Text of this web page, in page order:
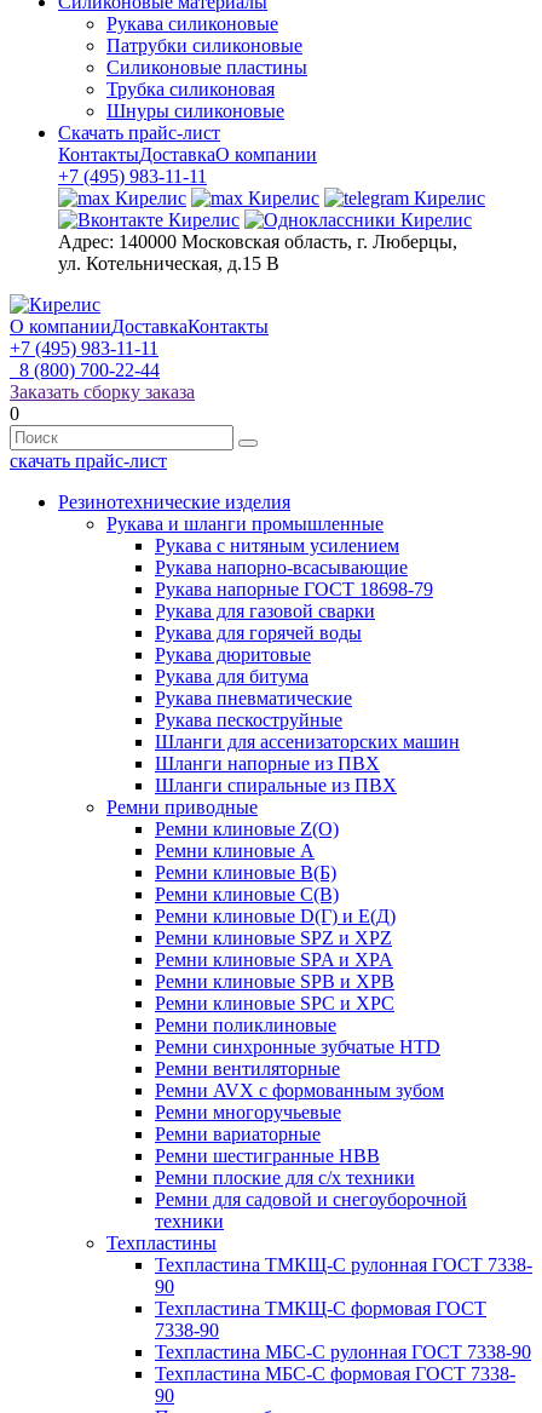
Рукава силиконовые
Патрубки силиконовые
Силиконовые пластины
Трубка силиконовая
Шнуры силиконовые
Скачать прайс-лист
КонтактыДоставкаО компании
+7 (495) 983-11-11
Адрес: 140000 Московская область, г. Люберцы,
ул. Котельническая, д.15 В
О компанииДоставкаКонтакты
+7 (495) 983-11-11
8 (800) 700-22-44
Заказать сборку заказа
0
скачать прайс-лист
Резинотехнические изделия
Рукава и шланги промышленные
Рукава с нитяным усилением
Рукава напорно-всасывающие
Рукава напорные ГОСТ 18698-79
Рукава для газовой сварки
Рукава для горячей воды
Рукава дюритовые
Рукава для битума
Рукава пневматические
Рукава пескоструйные
Шланги для ассенизаторских машин
Шланги напорные из ПВХ
Шланги спиральные из ПВХ
Ремни приводные
Ремни клиновые Z(О)
Ремни клиновые А
Ремни клиновые В(Б)
Ремни клиновые С(В)
Ремни клиновые D(Г) и Е(Д)
Ремни клиновые SPZ и XPZ
Ремни клиновые SPA и XPA
Ремни клиновые SPB и XPB
Ремни клиновые SPC и XPC
Ремни поликлиновые
Ремни синхронные зубчатые HTD
Ремни вентиляторные
Ремни AVX с формованным зубом
Ремни многоручьевые
Ремни вариаторные
Ремни шестигранные HBB
Ремни плоские для с/х техники
Ремни для садовой и снегоуборочной
техники
Техпластины
Техпластина ТМКЩ-С рулонная ГОСТ 7338-
90
Техпластина ТМКЩ-С формовая ГОСТ
7338-90
Техпластина МБС-С рулонная ГОСТ 7338-90
Техпластина МБС-С формовая ГОСТ 7338-
90